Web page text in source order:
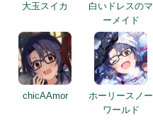
大玉スイカ
白いドレスのマ
ーメイド
chicAAmor
ホーリースノー
ワールド